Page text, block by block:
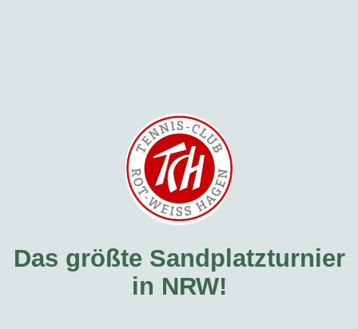
Das größte Sandplatzturnier
in NRW!